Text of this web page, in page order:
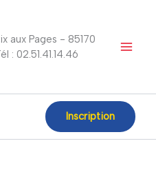
aux Pages - 85170
: 02.51.41.14.46
Inscription